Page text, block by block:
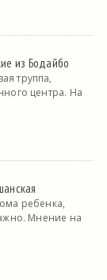
из Бодайбо
труппа,
центра. На
ребенка,
Мнение на